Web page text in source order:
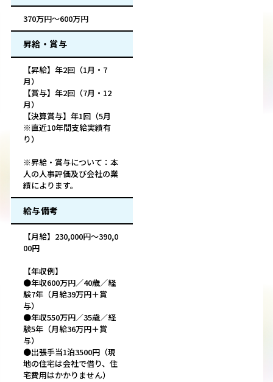
370万円～600万円
昇給・賞与
【昇給】年2回（1月・7
月）
【賞与】年2回（7月・12
月）
【決算賞与】年1回（5月
※直近10年間支給実績有
り）
※昇給・賞与について：本
人の人事評価及び会社の業
績によります。
給与備考
【月給】230,000円～390,0
00円
【年収例】
●年収600万円／40歳／経
験7年（月給39万円＋賞
与）
●年収550万円／35歳／経
験5年（月給36万円＋賞
与）
●出張手当1泊3500円（現
地の住宅は会社で借り、住
宅費用はかかりません）